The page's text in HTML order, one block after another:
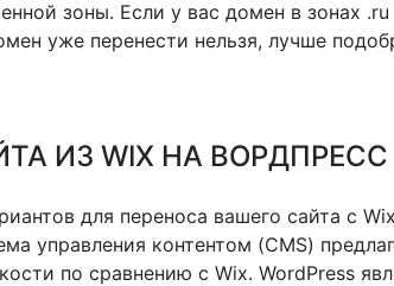
зоны. Если у вас домен в зонах
уже перенести нельзя, лучше
ИЗ WIX НА ВОРДПРЕСС
для переноса вашего сайта с
управления контентом (CMS)
по сравнению с Wix. WordPress